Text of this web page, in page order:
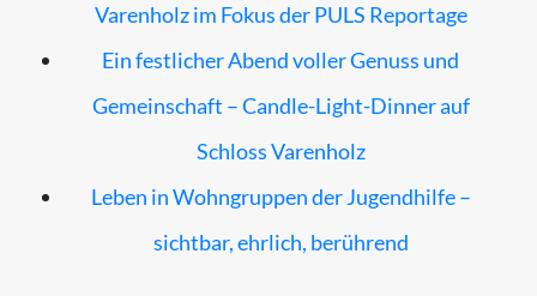
Varenholz im Fokus der PULS Reportage
Ein festlicher Abend voller Genuss und
Gemeinschaft – Candle-Light-Dinner auf
Schloss Varenholz
Leben in Wohngruppen der Jugendhilfe –
sichtbar, ehrlich, berührend